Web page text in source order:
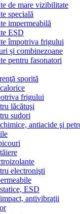
de mare vizibilitate
specială
impermeabilă
ESD
împotriva frigului
și combinezoane
pentru fasonatori
sporită
frigului
lăcătuşi
sudori
antiacide şi
electronişti
ESD
antivibraţii